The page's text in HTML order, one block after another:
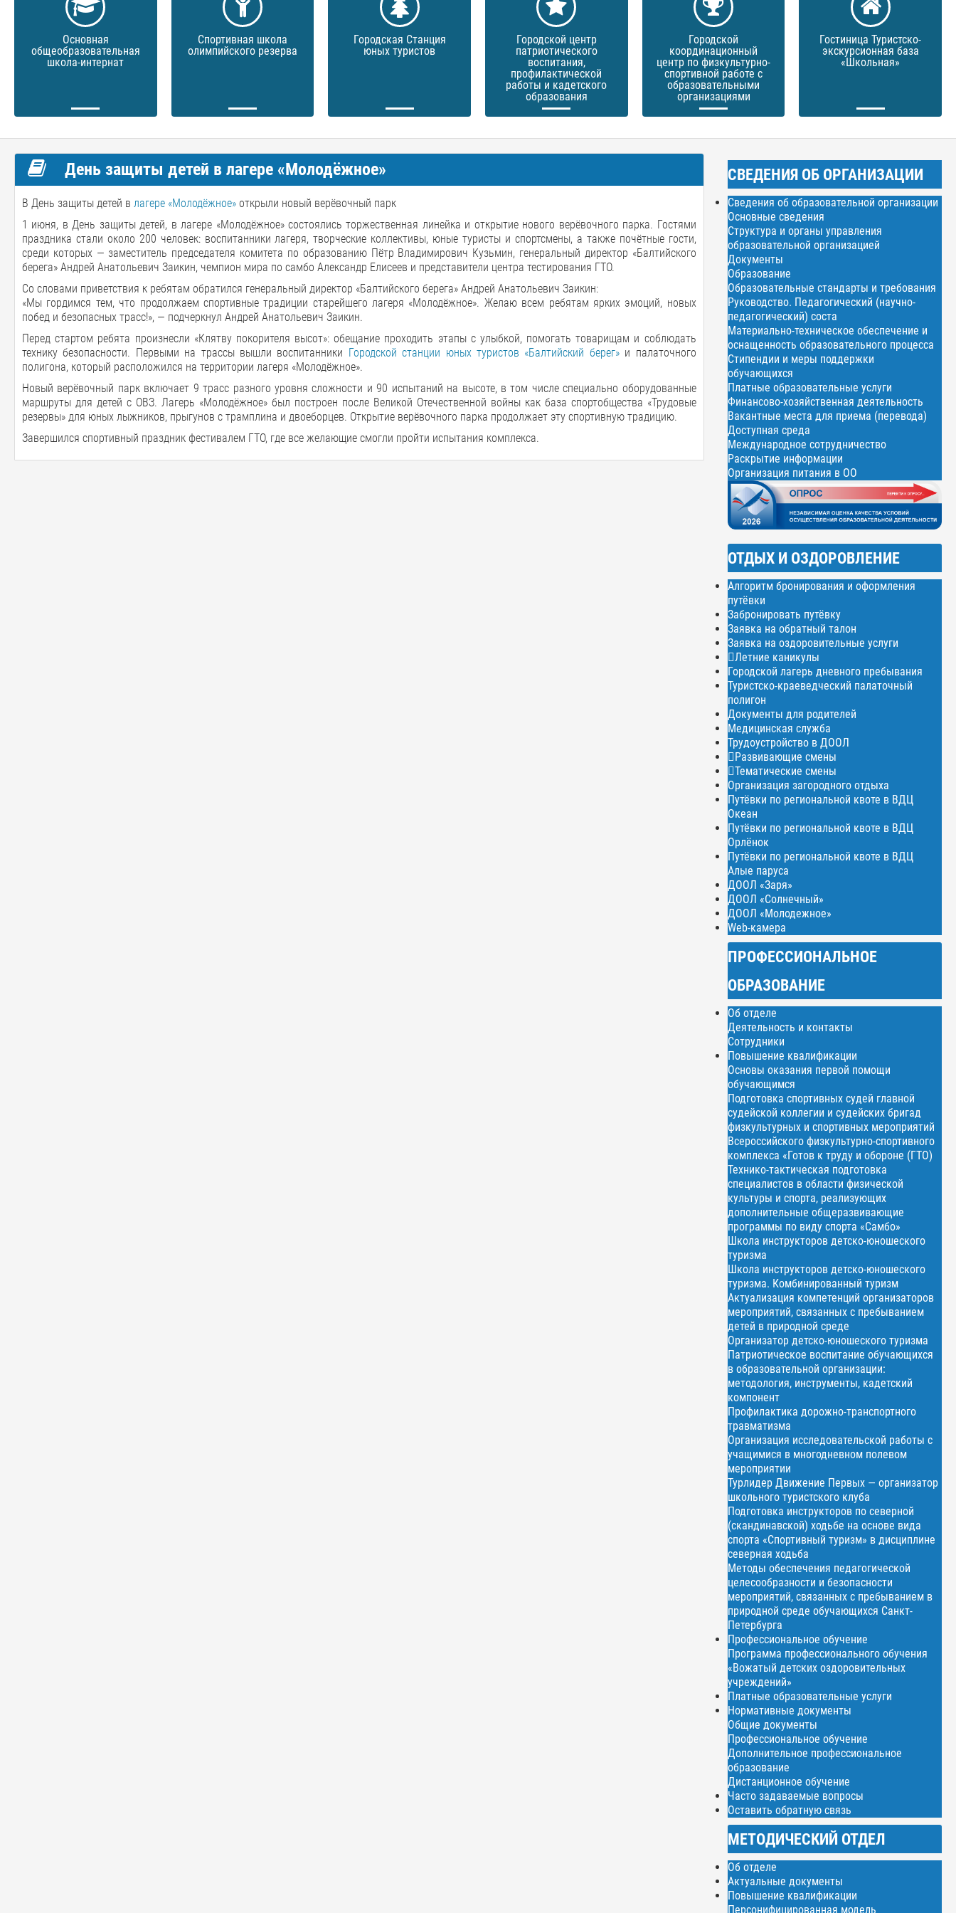
Основная
общеобразовательная
школа-интернат
Спортивная школа
олимпийского резерва
Городская Станция
юных туристов
Городской центр
патриотического
воспитания,
профилактической
работы и кадетского
образования
Городской
координационный
центр по физкультурно-
спортивной работе с
образовательными
организациями
Гостиница Туристско-
экскурсионная база
«Школьная»
День защиты детей в лагере «Молодёжное»
В День защиты детей в лагере «Молодёжное» открыли новый верёвочный парк
1 июня, в День защиты детей, в лагере «Молодёжное» состоялись торжественная линейка и открытие нового верёвочного парка. Гостями
праздника стали около 200 человек: воспитанники лагеря, творческие коллективы, юные туристы и спортсмены, а также почётные гости,
среди которых — заместитель председателя комитета по образованию Пётр Владимирович Кузьмин, генеральный директор «Балтийского
берега» Андрей Анатольевич Заикин, чемпион мира по самбо Александр Елисеев и представители центра тестирования ГТО.
Со словами приветствия к ребятам обратился генеральный директор «Балтийского берега» Андрей Анатольевич Заикин:
«Мы гордимся тем, что продолжаем спортивные традиции старейшего лагеря «Молодёжное». Желаю всем ребятам ярких эмоций, новых
побед и безопасных трасс!», — подчеркнул Андрей Анатольевич Заикин.
Перед стартом ребята произнесли «Клятву покорителя высот»: обещание проходить этапы с улыбкой, помогать товарищам и соблюдать
технику безопасности. Первыми на трассы вышли воспитанники Городской станции юных туристов «Балтийский берег»и палаточного
полигона, который расположился на территории лагеря «Молодёжное».
Новый верёвочный парк включает 9 трасс разного уровня сложности и 90 испытаний на высоте, в том числе специально оборудованные
маршруты для детей с ОВЗ. Лагерь «Молодёжное» был построен после Великой Отечественной войны как база спортобщества «Трудовые
резервы» для юных лыжников, прыгунов с трамплина и двоеборцев. Открытие верёвочного парка продолжает эту спортивную традицию.
Завершился спортивный праздник фестивалем ГТО, где все желающие смогли пройти испытания комплекса.
СВЕДЕНИЯ ОБ ОРГАНИЗАЦИИ
Сведения об образовательной организации
Основные сведения
Структура и органы управления
образовательной организацией
Документы
Образование
Образовательные стандарты и требования
Руководство. Педагогический (научно-
педагогический) соста
Материально-техническое обеспечение и
оснащенность образовательного процесса
Стипендии и меры поддержки
обучающихся
Платные образовательные услуги
Финансово-хозяйственная деятельность
Вакантные места для приема (перевода)
Доступная среда
Международное сотрудничество
Раскрытие информации
Организация питания в ОО
ОТДЫХ И ОЗДОРОВЛЕНИЕ
Алгоритм бронирования и оформления
путёвки
Забронировать путёвку
Заявка на обратный талон
Заявка на оздоровительные услуги
Летние каникулы
Городской лагерь дневного пребывания
Туристско-краеведческий палаточный
полигон
Документы для родителей
Медицинская служба
Трудоустройство в ДООЛ
Развивающие смены
Тематические смены
Организация загородного отдыха
Путёвки по региональной квоте в ВДЦ
Океан
Путёвки по региональной квоте в ВДЦ
Орлёнок
Путёвки по региональной квоте в ВДЦ
Алые паруса
ДООЛ «Заря»
ДООЛ «Солнечный»
ДООЛ «Молодежное»
Web-камера
ПРОФЕССИОНАЛЬНОЕ
ОБРАЗОВАНИЕ
Об отделе
Деятельность и контакты
Сотрудники
Повышение квалификации
Основы оказания первой помощи
обучающимся
Подготовка спортивных судей главной
судейской коллегии и судейских бригад
физкультурных и спортивных мероприятий
Всероссийского физкультурно-спортивного
комплекса «Готов к труду и обороне (ГТО)
Технико-тактическая подготовка
специалистов в области физической
культуры и спорта, реализующих
дополнительные общеразвивающие
программы по виду спорта «Самбо»
Школа инструкторов детско-юношеского
туризма
Школа инструкторов детско-юношеского
туризма. Комбинированный туризм
Актуализация компетенций организаторов
мероприятий, связанных с пребыванием
детей в природной среде
Организатор детско-юношеского туризма
Патриотическое воспитание обучающихся
в образовательной организации:
методология, инструменты, кадетский
компонент
Профилактика дорожно-транспортного
травматизма
Организация исследовательской работы с
учащимися в многодневном полевом
мероприятии
Турлидер Движение Первых — организатор
школьного туристского клуба
Подготовка инструкторов по северной
(скандинавской) ходьбе на основе вида
спорта «Спортивный туризм» в дисциплине
северная ходьба
Методы обеспечения педагогической
целесообразности и безопасности
мероприятий, связанных с пребыванием в
природной среде обучающихся Санкт-
Петербурга
Профессиональное обучение
Программа профессионального обучения
«Вожатый детских оздоровительных
учреждений»
Платные образовательные услуги
Нормативные документы
Общие документы
Профессиональное обучение
Дополнительное профессиональное
образование
Дистанционное обучение
Часто задаваемые вопросы
Оставить обратную связь
МЕТОДИЧЕСКИЙ ОТДЕЛ
Об отделе
Актуальные документы
Повышение квалификации
Персонифицированная модель